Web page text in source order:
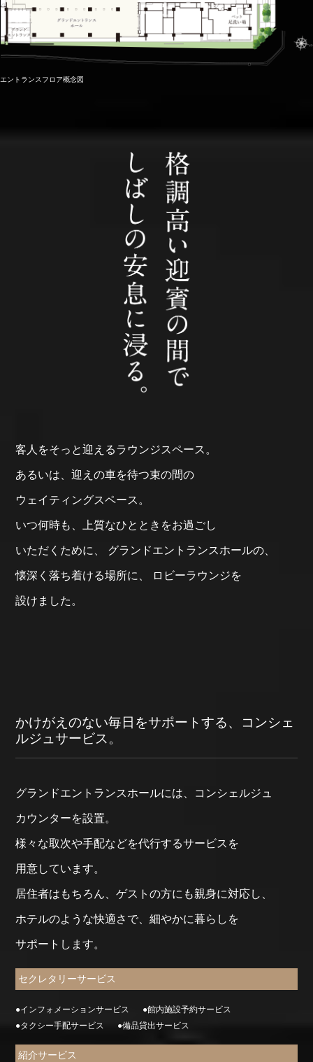
エントランスフロア概念図
客人をそっと迎えるラウンジスペース。
あるいは、迎えの車を待つ束の間の
ウェイティングスペース。
いつ何時も、 上質なひとときをお過ごし
いただくために、 グランドエントランスホールの、
懐深く落ち着ける場所に、 ロビーラウンジを
設けました。
かけがえのない毎日をサポートする、コンシェ
ルジュサービス。
グランドエントランスホールには、 コンシェルジュ
カウンターを設置。
様々な取次や手配などを代行するサービスを
用意しています。
居住者はもちろん、ゲストの方にも親身に対応し、
ホテルのような快適さで、細やかに暮らしを
サポートします。
セクレタリーサービス
●インフォメーションサービス
●館内施設予約サービス
●タクシー手配サービス
●備品貸出サービス
紹介サービス